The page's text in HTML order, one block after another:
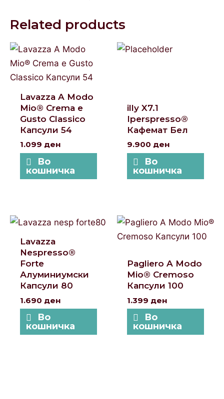
Related products
Lavazza A Modo
Mio® Crema e
Gusto Classico
Капсули 54
1.099 ден
Во
кошничка
illy X7.1
Iperspresso®
Кафемат Бел
9.900 ден
Во
кошничка
Lavazza
Nespresso®
Forte
Алуминиумски
Капсули 80
1.690 ден
Во
кошничка
Pagliero A Modo
Mio® Cremoso
Капсули 100
1.399 ден
Во
кошничка